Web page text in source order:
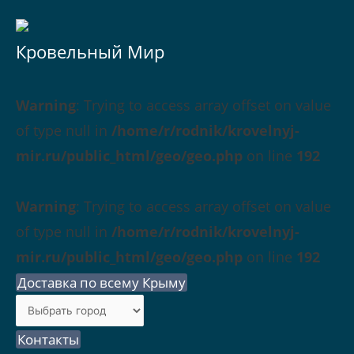
Кровельный Мир
Warning: Trying to access array offset on value
of type null in /home/r/rodnik/krovelnyj-
mir.ru/public_html/geo/geo.php on line 192
Warning: Trying to access array offset on value
of type null in /home/r/rodnik/krovelnyj-
mir.ru/public_html/geo/geo.php on line 192
Доставка по всему Крыму
Контакты